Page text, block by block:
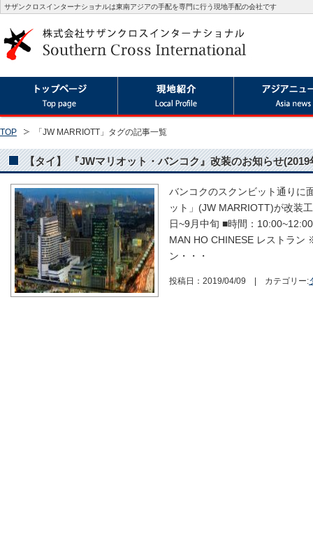
サザンクロスインターナショナルは東南アジアの手配を専門に行う現地手配の会社です
TOP 「JW MARRIOTT」タグの記事一覧
【タイ】 『JWマリオット・バンコク』改装のお知らせ
バンコクのスクンビット通りに
ット」(JW MARRIOTT)が改装
日~9月中旬 ■時間：
MAN HO CHINESE レストラ
ン・・・
投稿日：2019/04/09 | カテゴリー: